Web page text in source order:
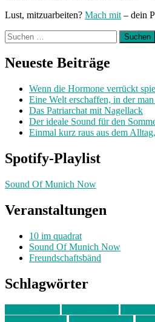
Lust, mitzuarbeiten? Mach mit – dein
Suchen
nach:
Neueste Beiträge
Wenn die Hormone verrückt
Eine Welt erschaffen, in der
Das Patriarchat mit Nagellack
Der ideale Sound für den
Einmal kurz raus aus dem
Spotify-Playlist
Sound Of Munich Now
Veranstaltungen
10 im quadrat
Sound Of Munich Now
Freundschaftsbänd
Schlagwörter